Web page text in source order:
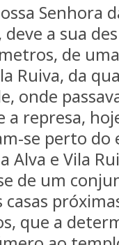
Senhora
deve a sua
de
Ruiva, da
onde
a represa,
se perto
Alva e Vila
de um
que a